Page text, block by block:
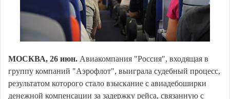
МОСКВА, 26 июн. Авиакомпания "Россия", входящая в
группу компаний "Аэрофлот", выиграла судебный процесс,
результатом которого стало взыскание с авиадебоширки
денежной компенсации за задержку рейса, связанную с